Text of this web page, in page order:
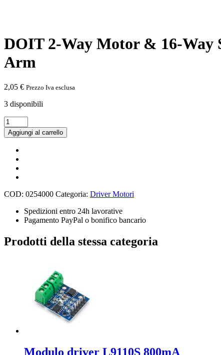
DOIT 2-Way Motor & 16-Way
Arm
2,05 € Prezzo Iva esclusa
3 disponibili
DOIT
2-
Way
Motor
Way
Shield
Compatible
with
for
Mobile
Aggiungi al carrello
COD: 0254000 Categoria: Driver Motori
Spedizioni entro 24h lavorative
Pagamento PayPal o bonifico bancario
Prodotti della stessa categoria
Modulo driver L9110S 800mA